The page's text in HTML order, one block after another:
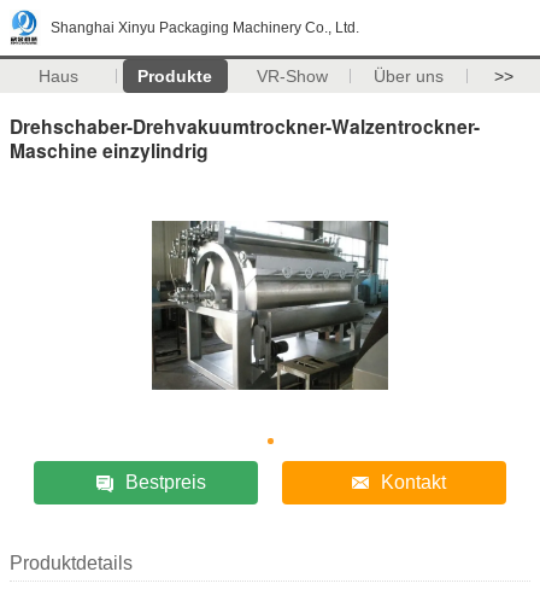
Shanghai Xinyu Packaging Machinery Co., Ltd.
Haus Produkte VR-Show Über uns >>
Drehschaber-Drehvakuumtrockner-Walzentrockner-
Maschine einzylindrig
Bestpreis Kontakt
Produktdetails